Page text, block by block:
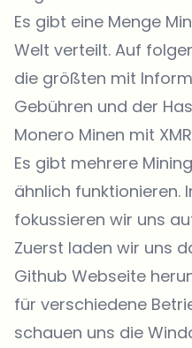
Es gibt eine Menge
Welt verteilt. Auf
die größten mit
Gebühren und der
Monero Minen mit
Es gibt mehrere
ähnlich funktionieren.
fokussieren wir uns
Zuerst laden wir uns
Github Webseite
für verschiedene
schauen uns die